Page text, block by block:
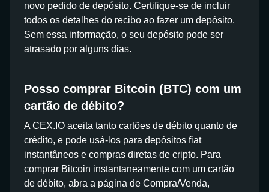
novo pedido de depósito. Certifique-se de incluir
todos os detalhes do recibo ao fazer um depósito.
Sem essa informação, o seu depósito pode ser
atrasado por alguns dias.
Posso comprar Bitcoin (BTC) com um
cartão de débito?
A CEX.IO aceita tanto cartões de débito quanto de
crédito, e pode usá-los para depósitos fiat
instantâneos e compras diretas de cripto. Para
comprar Bitcoin instantaneamente com um cartão
de débito, abra a página de Compra/Venda,